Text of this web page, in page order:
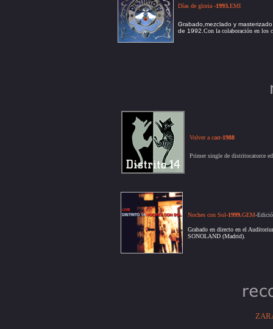
Días de gloria -1993.EMI
Grabado,mezclado y
de 1992. Con la colaboración en los
Volver a caer-1988
Primer single de distritocatorce
Noches con Sol-1999.GEM-
Grabado en directo en el
SONOLAND (Madrid).